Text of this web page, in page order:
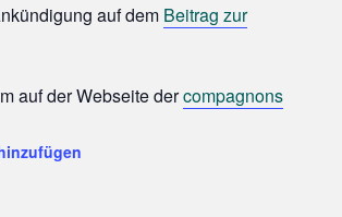
auf dem Beitrag zur
auf der Webseite dercompagnons